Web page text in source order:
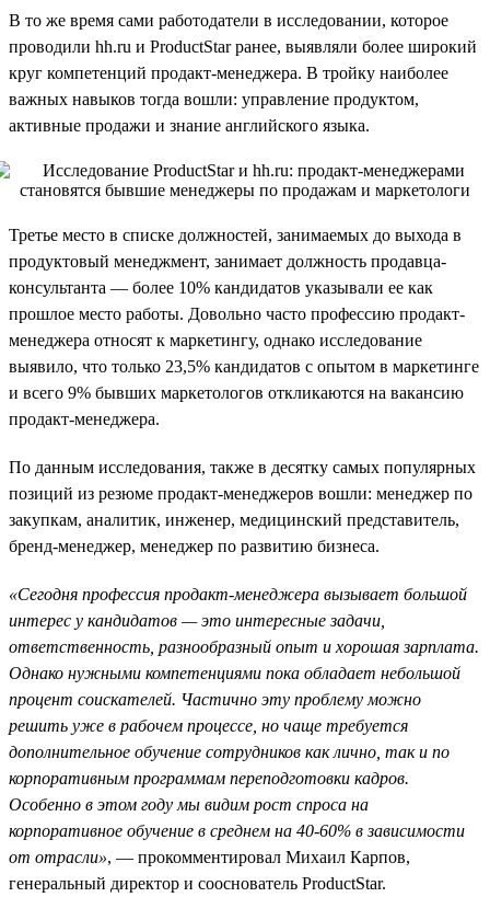
В то же время сами работодатели в исследовании, которое
проводили hh.ru и ProductStar ранее, выявляли более широкий
круг компетенций продакт-менеджера. В тройку наиболее
важных навыков тогда вошли: управление продуктом,
активные продажи и знание английского языка.
Третье место в списке должностей, занимаемых до выхода в
продуктовый менеджмент, занимает должность продавца-
консультанта — более 10% кандидатов указывали ее как
прошлое место работы. Довольно часто профессию продакт-
менеджера относят к маркетингу, однако исследование
выявило, что только 23,5% кандидатов с опытом в маркетинге
и всего 9% бывших маркетологов откликаются на вакансию
продакт-менеджера.
По данным исследования, также в десятку самых популярных
позиций из резюме продакт-менеджеров вошли: менеджер по
закупкам, аналитик, инженер, медицинский представитель,
бренд-менеджер, менеджер по развитию бизнеса.
«Сегодня профессия продакт-менеджера вызывает большой
интерес у кандидатов — это интересные задачи,
ответственность, разнообразный опыт и хорошая зарплата.
Однако нужными компетенциями пока обладает небольшой
процент соискателей. Частично эту проблему можно
решить уже в рабочем процессе, но чаще требуется
дополнительное обучение сотрудников как лично, так и по
корпоративным программам переподготовки кадров.
Особенно в этом году мы видим рост спроса на
корпоративное обучение в среднем на 40-60% в зависимости
от отрасли», — прокомментировал Михаил Карпов,
генеральный директор и сооснователь ProductStar.